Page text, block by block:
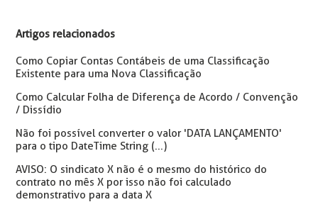
Artigos relacionados
Como Copiar Contas Contábeis de uma Classificação
Existente para uma Nova Classificação
Como Calcular Folha de Diferença de Acordo / Convenção
/ Dissídio
Não foi possível converter o valor 'DATA LANÇAMENTO'
para o tipo DateTime String (...)
AVISO: O sindicato X não é o mesmo do histórico do
contrato no mês X por isso não foi calculado
demonstrativo para a data X